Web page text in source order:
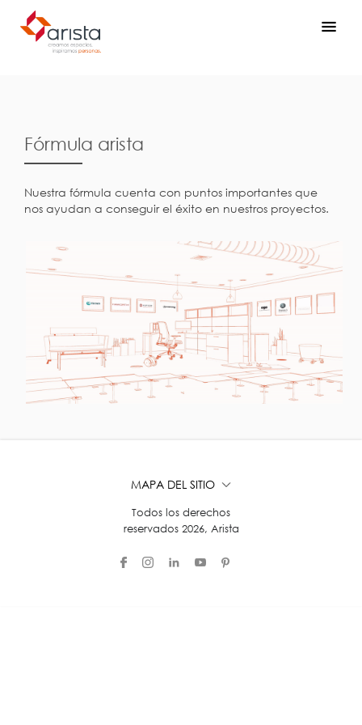
Fórmula arista
Nuestra fórmula cuenta con puntos importantes que
nos ayudan a conseguir el éxito en nuestros proyectos.
MAPA DEL SITIO
Todos los derechos
reservados 2026, Arista